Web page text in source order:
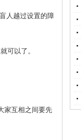
人越过设置的障
可以了。
家互相之间要先